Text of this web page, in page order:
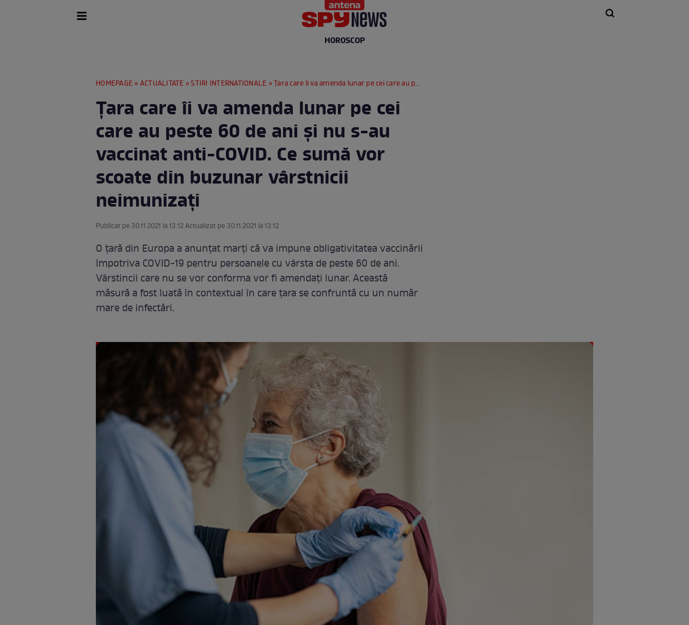
HOROSCOP
HOMEPAGE »ACTUALITATE »STIRI INTERNATIONALE » Țara care îi va amenda lunar pe cei care au peste 60 de ani și nu s-au vaccinat anti-COVID. Ce sumă vor scoate din buzunar vârstnicii neimunizați
Țara care îi va amenda lunar pe cei
care au peste 60 de ani și nu s-au
vaccinat anti-COVID. Ce sumă vor
scoate din buzunar vârstnicii
neimunizați
Publicat pe 30.11.2021 la 13:12 Actualizat pe 30.11.2021 la 13:12
O țară din Europa a anunțat marți că va impune obligativitatea vaccinării
împotriva COVID-19 pentru persoanele cu vârsta de peste 60 de ani.
Vârstincii care nu se vor conforma vor fi amendați lunar. Această
măsură a fost luată în contextual în care țara se confruntă cu un număr
mare de infectări.